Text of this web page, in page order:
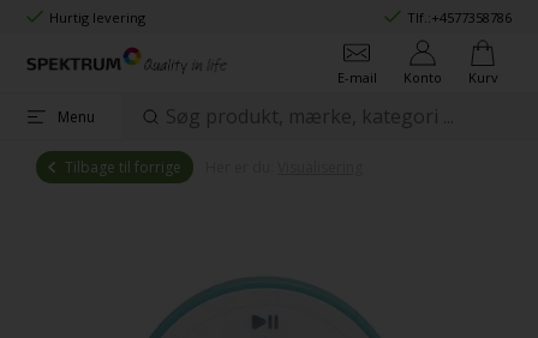
Hurtig levering Tlf.:+4577358786
E-mail Konto Kurv
Menu
Tilbage til forrige